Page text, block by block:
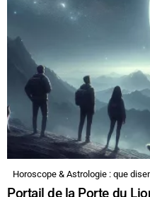
Horoscope & Astrologie : que
Portail de la Porte du